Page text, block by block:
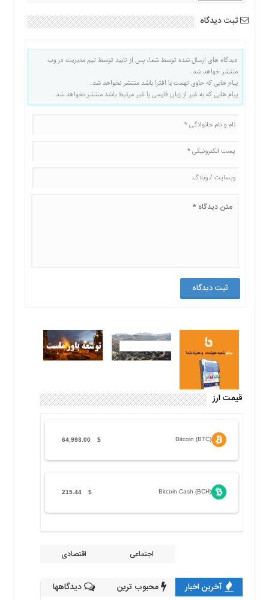
ثبت دیدگاه
دیدگاه های ارسال شده توسط شما، پس از تایید توسط تیم مدیریت در وب
منتشر خواهد شد.
پیام هایی که حاوی تهمت یا افترا باشد منتشر نخواهد شد.
پیام هایی که به غیر از زبان فارسی یا غیر مرتبط باشد منتشر نخواهد شد.
قیمت ارز
Bitcoin (BTC)
$
64,993.00
Bitcoin Cash (BCH)
$
215.44
اجتماعی اقتصادی
آخرین اخبار محبوب ترین دیدگاهها